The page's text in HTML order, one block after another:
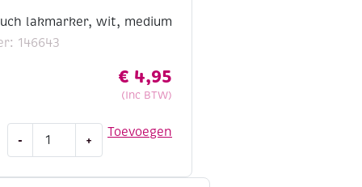
lakmarker, wit, medium
146643
€ 4,95
(Inc BTW)
Toevoegen
-
Pentouch
+